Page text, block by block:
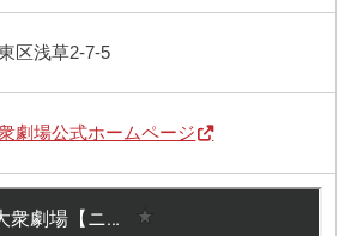
区浅草2-7-5
劇場公式ホームページ